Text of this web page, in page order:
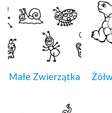
Małe Zwierzątka